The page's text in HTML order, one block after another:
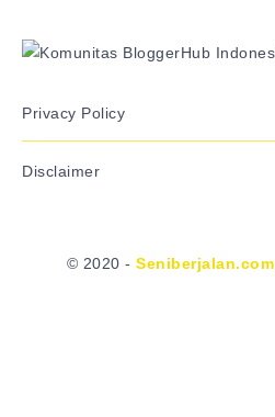
Privacy Policy
Disclaimer
© 2020 -Seniberjalan.com